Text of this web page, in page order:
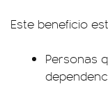
Este beneficio
Personas